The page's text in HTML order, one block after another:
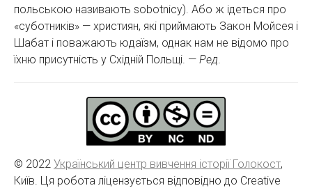
польською називають sobotnicy). Або ж ідеться про
«суботників» — християн, які приймають Закон Мойсея і
Шабат і поважають юдаїзм, однак нам не відомо про
їхню присутність у Східній Польщі. — Ред.
© 2022 Український центр вивчення історії Голокост,
Київ. Ця робота ліцензується відповідно до Creative